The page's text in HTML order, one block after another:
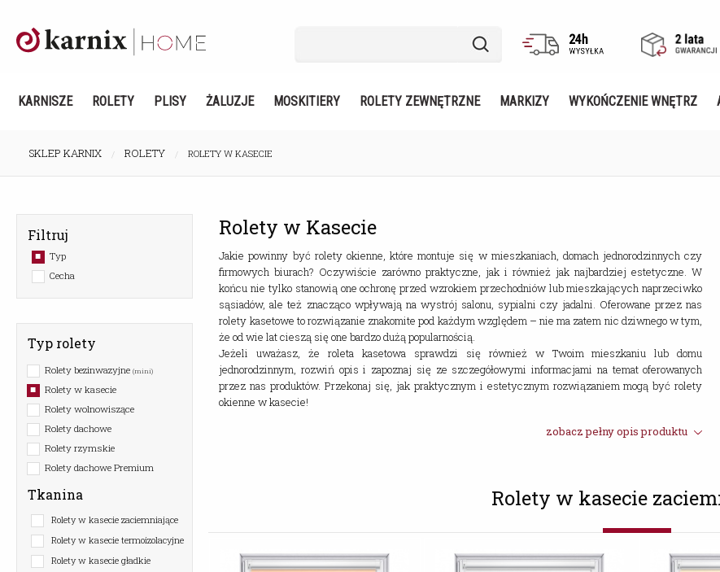
KARNISZE ROLETY PLISY ŻALUZJE MOSKITIERY ROLETY ZEWNĘTRZNE MARKIZY WYKOŃCZENIE WNĘTRZ
SKLEP KARNIX ROLETY ROLETY W KASECIE
Filtruj
Typ
Cecha
Typ rolety
Rolety bezinwazyjne (mini)
Rolety w kasecie
Rolety wolnowiszące
Rolety dachowe
Rolety rzymskie
Rolety dachowe Premium
Tkanina
Rolety w kasecie zaciemniające
Rolety w kasecie termoizolacyjne
Rolety w kasecie gładkie
Rolety w Kasecie
Jakie powinny być rolety okienne, które montuje się w mieszkaniach, domach jednorodzinnych czy
firmowych biurach? Oczywiście zarówno praktyczne, jak i również jak najbardziej estetyczne. W
końcu nie tylko stanowią one ochronę przed wzrokiem przechodniów lub mieszkających naprzeciwko
sąsiadów, ale też znacząco wpływają na wystrój salonu, sypialni czy jadalni. Oferowane przez nas
rolety kasetowe to rozwiązanie znakomite pod każdym względem – nie ma zatem nic dziwnego w tym,
że od wie lat cieszą się one bardzo dużą popularnością.
Jeżeli uważasz, że roleta kasetowa sprawdzi się również w Twoim mieszkaniu lub domu
jednorodzinnym, rozwiń opis i zapoznaj się ze szczegółowymi informacjami na temat oferowanych
przez nas produktów. Przekonaj się, jak praktycznym i estetycznym rozwiązaniem mogą być rolety
okienne w kasecie!
zobacz pełny opis produktu
Rolety w kasecie